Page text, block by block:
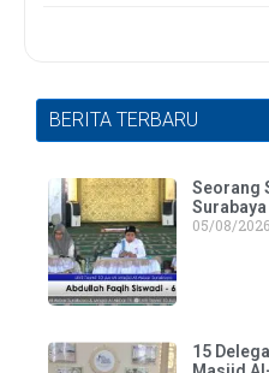
BERITA TERBARU
Seorang
05/08/2026
15